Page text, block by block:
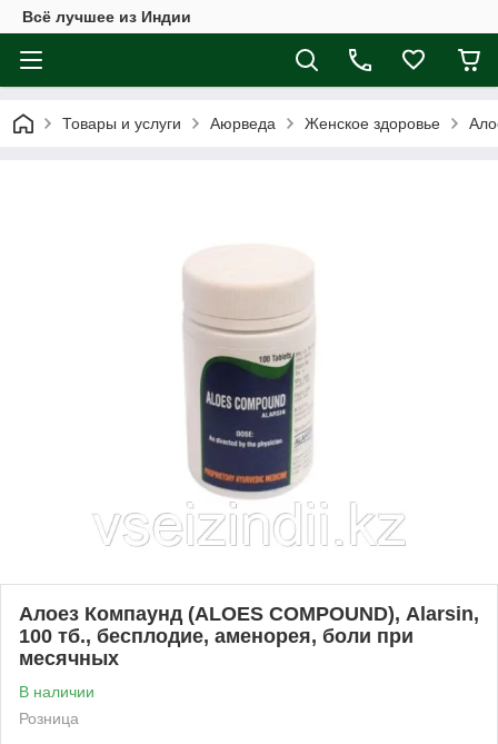
Всё лучшее из Индии
Товары и услуги Аюрведа Женское здоровье
Алоез Компаунд (ALOES COMPOUND), Alarsin,
100 тб., бесплодие, аменорея, боли при
месячных
В наличии
Розница